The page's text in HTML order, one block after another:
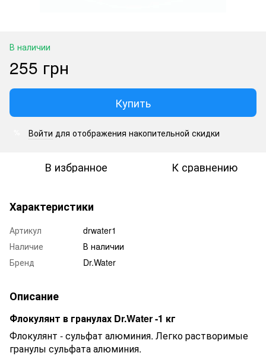
В наличии
255 грн
Купить
Войти для отображения накопительной скидки
В избранное К сравнению
Характеристики
Артикул
drwater1
Наличие
В наличии
Бренд
Dr.Water
Описание
Флокулянт в гранулах Dr.Water -1 кг
Флокулянт - сульфат алюминия. Легко растворимые
гранулы сульфата алюминия.